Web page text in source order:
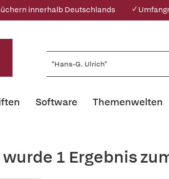
innerhalb Deutschlands ✓
Software Themenwelten
wurde 1 Ergebnis